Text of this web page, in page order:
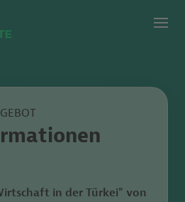
Menü
in der Türkei" von